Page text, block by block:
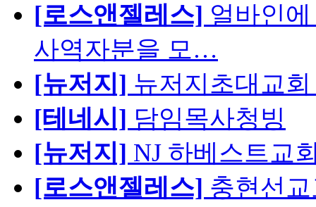
[로스앤젤레스] 얼바인
사역자분을 모…
[뉴저지] 뉴저지초대교
[테네시] 담임목사청빙
[뉴저지] NJ 하베스트교
[로스앤젤레스] 충현선